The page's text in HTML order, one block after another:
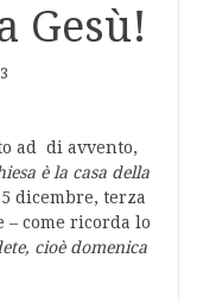
Gesù!
ad di avvento,
è la casa della
dicembre, terza
– come ricorda lo
cioè domenica